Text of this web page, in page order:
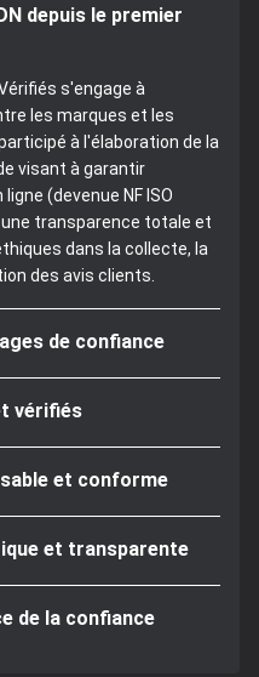
depuis le premier
s'engage à
les marques et les
à l'élaboration de la
visant à garantir
(devenue NF ISO
transparence totale et
dans la collecte, la
des avis clients.
de confiance
vérifiés
et conforme
et transparente
de la confiance